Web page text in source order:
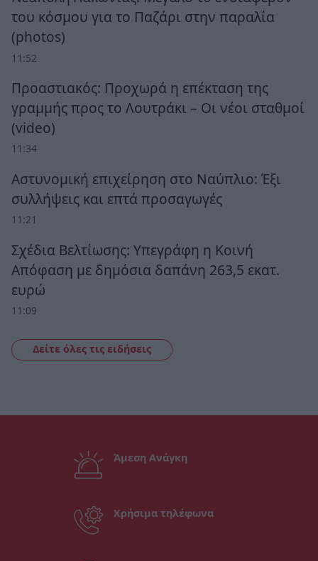
του κόσμου για το Παζάρι στην παραλία
(photos)
11:52
Προαστιακός: Προχωρά η επέκταση της
γραμμής προς το Λουτράκι – Οι νέοι σταθμοί
(video)
11:34
Αστυνομική επιχείρηση στο Ναύπλιο: Έξι
συλλήψεις και επτά προσαγωγές
11:21
Σχέδια Βελτίωσης: Υπεγράφη η Κοινή
Απόφαση με δημόσια δαπάνη 263,5 εκατ.
ευρώ
11:09
Δείτε όλες τις ειδήσεις
Άμεση Ανάγκη
Χρήσιμα τηλέφωνα